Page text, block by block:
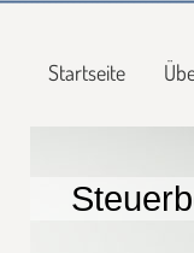
Startseite